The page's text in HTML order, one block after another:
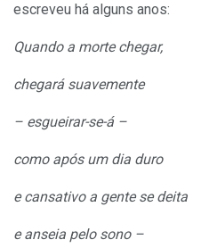
escreveu há alguns anos:
Quando a morte chegar,
chegará suavemente
– esgueirar-se-á –
como após um dia duro
e cansativo a gente se deita
e anseia pelo sono –